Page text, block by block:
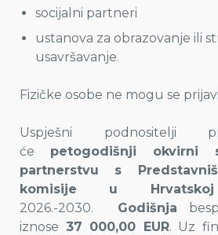
socijalni partneri
ustanova za obrazovanje ili
usavršavanje.
Fizičke osobe ne mogu se
Uspješni podnositelji
će petogodišnji okvirni
partnerstvu s
komisije u Hrvatskoj
2026.-2030. Godišnja
iznose 37 000,00 EUR. Uz